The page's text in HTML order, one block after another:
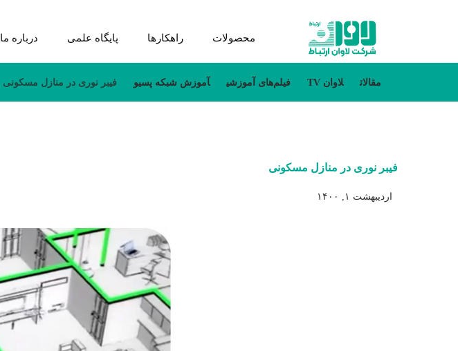
محصولات راهکارها پایگاه علمی درباره ما
مقالات لاوان TV فیلم‌های آموزشی آموزش شبکه پسیو فیبر نوری در منازل مسکونی
فیبر نوری در منازل مسکونی
اردیبهشت ۱, ۱۴۰۰